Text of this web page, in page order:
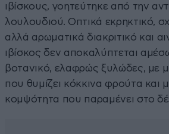
ιβίσκους, γοητεύτηκε από την
λουλουδιού. Οπτικά εκρηκτικό,
αλλά αρωματικά διακριτικό και
ιβίσκος δεν αποκαλύπτεται
βοτανικό, ελαφρώς ξυλώδες, με
που θυμίζει κόκκινα φρούτα και
κομψότητα που παραμένει στο